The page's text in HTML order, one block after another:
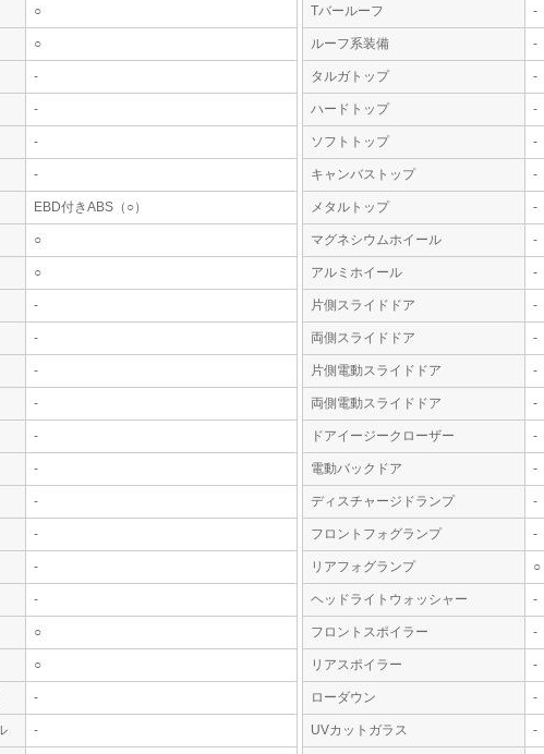
○
○
-
-
-
-
EBD付きABS（○）
○
○
-
-
-
-
-
-
-
-
-
-
○
○
-
-
Tバールーフ -
ルーフ系装備 -
タルガトップ -
ハードトップ -
ソフトトップ -
キャンバストップ -
メタルトップ -
マグネシウムホイール -
アルミホイール -
片側スライドドア -
両側スライドドア -
片側電動スライドドア -
両側電動スライドドア -
ドアイージークローザー -
電動バックドア -
ディスチャージドランプ -
フロントフォグランプ -
リアフォグランプ ○
ヘッドライトウォッシャー -
フロントスポイラー -
リアスポイラー -
ローダウン -
UVカットガラス -